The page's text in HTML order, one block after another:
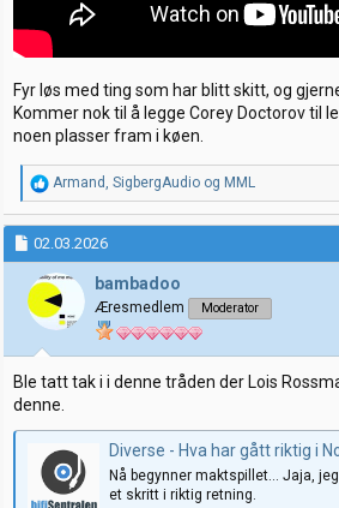
Fyr løs med ting som har blitt skitt, og
Kommer nok til å legge Corey Doctorov til
noen plasser fram i køen.
R
e
a
k
s
j
o
n
e
r
Armand , SigbergAudio og MML
02.03.2026
bambadoo
Æresmedlem Moderator
Ble tatt tak i i denne tråden der Lois
denne.
Diverse - Hva har gått riktig i
Nå begynner maktspillet… Jaja,
et skritt i riktig retning.